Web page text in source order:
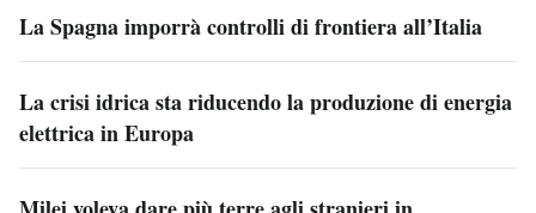
La Spagna imporrà controlli di frontiera all’Italia
La crisi idrica sta riducendo la produzione di energia
elettrica in Europa